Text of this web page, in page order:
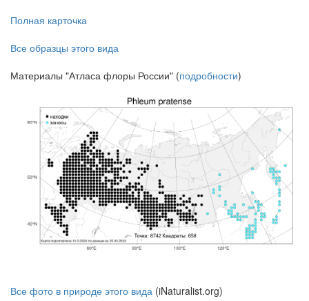
Полная карточка
Все образцы этого вида
Материалы "Атласа флоры России" (подробности)
Все фото в природе этого вида (iNaturalist.org)